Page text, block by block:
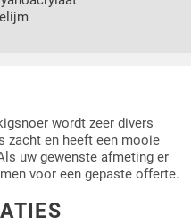
wordt zeer divers
zacht en heeft een mooie
uw gewenste afmeting er
voor een gepaste offerte.